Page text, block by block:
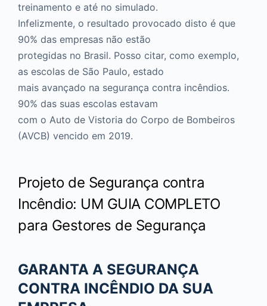
treinamento e até no simulado.
Infelizmente, o resultado provocado disto é que
90% das empresas não estão
protegidas no Brasil. Posso citar, como exemplo,
as escolas de São Paulo, estado
mais avançado na segurança contra incêndios.
90% das suas escolas estavam
com o Auto de Vistoria do Corpo de Bombeiros
(AVCB) vencido em 2019.
Projeto de Segurança contra
Incêndio: UM GUIA COMPLETO
para Gestores de Segurança
GARANTA A SEGURANÇA
CONTRA INCÊNDIO DA SUA